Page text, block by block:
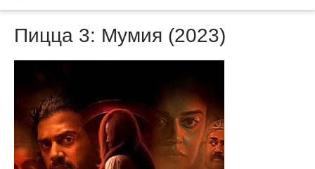
Пицца 3: Мумия (2023)